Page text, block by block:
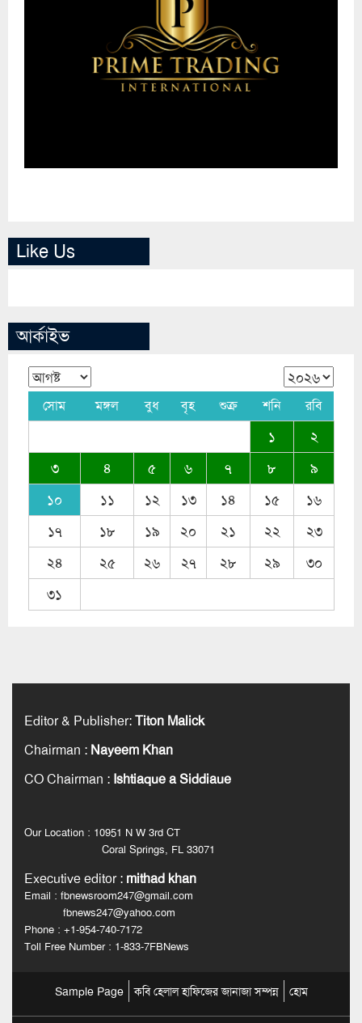
Like Us
আর্কাইভ
সোম মঙ্গল বুধ বৃহ শুক্র শনি রবি
১
২
৩
৪ ৫ ৬ ৭ ৮
৯
১০
১১ ১২ ১৩ ১৪ ১৫
১৬
১৭
১৮ ১৯ ২০ ২১ ২২
২৩
২৪
২৫ ২৬ ২৭ ২৮ ২৯
৩০
৩১
Editor & Publisher:Titon Malick
Chairman : Nayeem Khan
CO Chairman : Ishtiaque a Siddiaue
Our Location : 10951 N W 3rd CT
Coral Springs, FL 33071
Executive editor: mithad khan
Email : fbnewsroom247@gmail.com
fbnews247@yahoo.com
Phone : +1-954-740-7172
Toll Free Number : 1-833-7FBNews
Sample Page কবি হেলাল হাফিজের জানাজা সম্পন্ন হোম